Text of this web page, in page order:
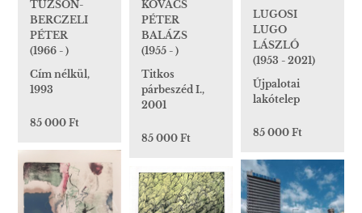
TUZSON-
BERCZELI
PÉTER
(1966 - )
Cím nélkül,
1993
85 000 Ft
KOVÁCS
PÉTER
BALÁZS
(1955 - )
Titkos
párbeszéd I.,
2001
85 000 Ft
LUGOSI
LUGO
LÁSZLÓ
(1953 - 2021)
Újpalotai
lakótelep
85 000 Ft